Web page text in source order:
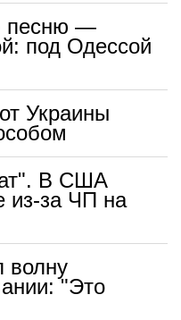
песню —
под Одессой
Украины
В США
из-за ЧП на
волну
"Это